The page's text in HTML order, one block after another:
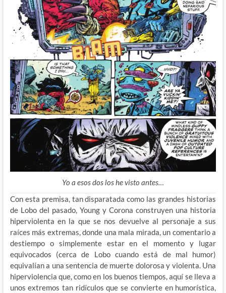
Yo a esos dos los he visto antes…
Con esta premisa, tan disparatada como las grandes historias
de Lobo del pasado, Young y Corona construyen una historia
hiperviolenta en la que se nos devuelve al personaje a sus
raíces más extremas, donde una mala mirada, un comentario a
destiempo o simplemente estar en el momento y lugar
equivocados (cerca de Lobo cuando está de mal humor)
equivalían a una sentencia de muerte dolorosa y violenta. Una
hiperviolencia que, como en los buenos tiempos, aquí se lleva a
unos extremos tan ridículos que se convierte en humorística,